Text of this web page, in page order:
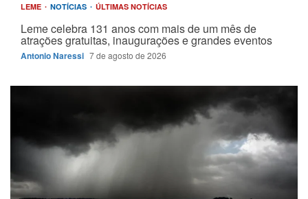
LEME NOTÍCIAS ÚLTIMAS NOTÍCIAS
Leme celebra 131 anos com mais de um mês de
atrações gratuitas, inaugurações e grandes eventos
Antonio Naressi 7 de agosto de 2026